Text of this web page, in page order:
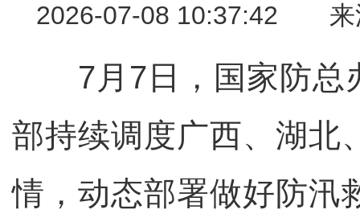
2026-07-08 10:37:42 来
7月7日，国家防总
部持续调度广西、湖北
情，动态部署做好防汛